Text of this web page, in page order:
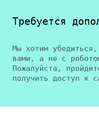
Требуется
Мы хотим
вами, а не с
Пожалуйста,
получить доступ к